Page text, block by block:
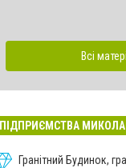
Всі
ПІДПРИЄМСТВА
Гранітний Будинок,